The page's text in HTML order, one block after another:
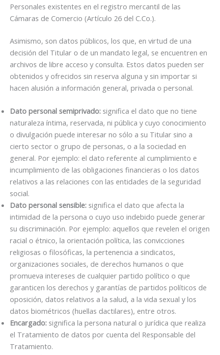
Personales existentes en el registro mercantil de las
Cámaras de Comercio (Artículo 26 del C.Co.).
Asimismo, son datos públicos, los que, en virtud de una
decisión del Titular o de un mandato legal, se encuentren en
archivos de libre acceso y consulta. Estos datos pueden ser
obtenidos y ofrecidos sin reserva alguna y sin importar si
hacen alusión a información general, privada o personal.
Dato personal semiprivado: significa el dato que no tiene
naturaleza íntima, reservada, ni pública y cuyo conocimiento
o divulgación puede interesar no sólo a su Titular sino a
cierto sector o grupo de personas, o a la sociedad en
general. Por ejemplo: el dato referente al cumplimiento e
incumplimiento de las obligaciones financieras o los datos
relativos a las relaciones con las entidades de la seguridad
social.
Dato personal sensible: significa el dato que afecta la
intimidad de la persona o cuyo uso indebido puede generar
su discriminación. Por ejemplo: aquellos que revelen el origen
racial o étnico, la orientación política, las convicciones
religiosas o filosóficas, la pertenencia a sindicatos,
organizaciones sociales, de derechos humanos o que
promueva intereses de cualquier partido político o que
garanticen los derechos y garantías de partidos políticos de
oposición, datos relativos a la salud, a la vida sexual y los
datos biométricos (huellas dactilares), entre otros.
Encargado: significa la persona natural o jurídica que realiza
el Tratamiento de datos por cuenta del Responsable del
Tratamiento.